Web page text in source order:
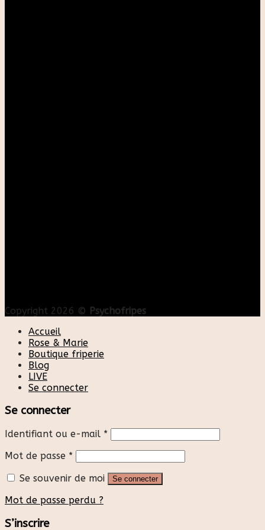
Copyright 2026 © Psychofripes
Accueil
Rose & Marie
Boutique friperie
Blog
LIVE
Se connecter
Se connecter
Identifiant ou e-mail *
Mot de passe *
Se souvenir de moi
Se connecter
Mot de passe perdu ?
S’inscrire